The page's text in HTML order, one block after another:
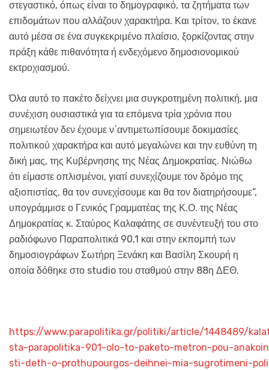
στεγαστικό, όπως είναι το δημογραφικό, τα ζητήματα των
επιδομάτων που αλλάζουν χαρακτήρα. Και τρίτον, το έκανε
αυτό μέσα σε ένα συγκεκριμένο πλαίσιο, ξορκίζοντας στην
πράξη κάθε πιθανότητα ή ενδεχόμενο δημοσιονομικού
εκτροχιασμού.
Όλα αυτό το πακέτο δείχνει μια συγκροτημένη πολιτική, μια
συνέχιση ουσιαστικά για τα επόμενα τρία χρόνια που
σημειωτέον δεν έχουμε ν΄αντιμετωπίσουμε δοκιμασίες
πολιτικού χαρακτήρα και αυτό μεγαλώνει και την ευθύνη τη
δική μας, της Κυβέρνησης της Νέας Δημοκρατίας. Νιώθω
ότι είμαστε οπλισμένοι, γιατί συνεχίζουμε τον δρόμο της
αξιοπιστίας, θα τον συνεχίσουμε και θα τον διατηρήσουμε”,
υπογράμμισε ο Γενικός Γραμματέας της Κ.Ο. της Νέας
Δημοκρατίας κ. Σταύρος Καλαφάτης σε συνέντευξή του στο
ραδιόφωνο Παραπολιτικά 90,1 και στην εκπομπή των
δημοσιογράφων Σωτήρη Ξενάκη και Βασίλη Σκουρή η
οποία δόθηκε στο studio του σταθμού στην 88η ΔΕΘ.
https://www.parapolitika.gr/politiki/article/1448489/
sta-parapolitika-901-olo-to-paketo-metron-pou-
sti-deth-o-prothupourgos-deihnei-mia-sugrotimeni-